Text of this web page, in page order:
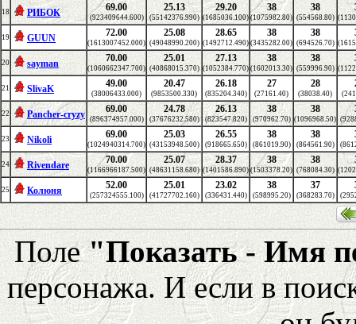
18 РИБОК 69.00
(923409644.600)
25.13
(55142376.990)
29.20
(1685036.100)
38
(1075982.80)
38
(554568.80)
19 GUUN 72.00
(1613007452.000)
25.08
(49048990.200)
28.65
(1492712.490)
38
(3435282.00)
38
(694526.70)
20 sayman 70.00
(1060662347.700)
25.01
(40868015.370)
27.13
(1052384.770)
38
(1602013.30)
38
(559996.90)
21 SlivaK 49.00
(38006433.000)
20.47
(9853500.330)
26.18
(835204.340)
27
(27161.40)
28
(38038.40)
22 Pancher-cryzy 69.00
(896374957.000)
24.78
(37676232.580)
26.13
(823547.820)
38
(970962.70)
38
(1096968.50)
23 Nikoli 69.00
(1024940314.700)
25.03
(43153948.500)
26.55
(918665.650)
38
(861019.90)
38
(864561.90)
24 Rivendare 70.00
(1166966187.500)
25.07
(48631158.680)
28.37
(1401586.890)
38
(1503378.20)
38
(768084.30)
25 Колюня 52.00
(257324555.100)
25.01
(41727702.160)
23.02
(336431.440)
38
(598995.20)
37
(368283.70)
Поле"Показать - Имя
персонажа. И если в